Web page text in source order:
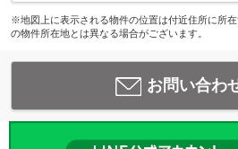
※地図上に表示される物件の位置は付近住所に所
の物件所在地とは異なる場合がございます。
お問い合わ